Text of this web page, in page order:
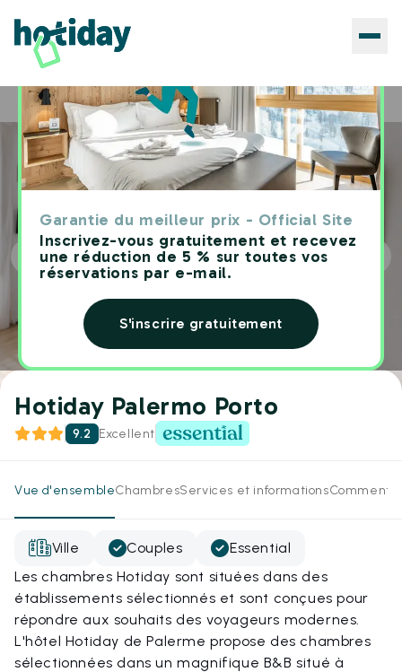
Garantie du meilleur prix - Official Site
Inscrivez-vous gratuitement et recevez
une réduction de 5 % sur toutes vos
réservations par e-mail.
S'inscrire gratuitement
Home Hôtels Hotiday Palermo Porto
Hotiday Palermo Porto
9.2 Excellent
Vue d'ensembleChambresServices et informations
Ville Couples
Essential
Les chambres Hotiday sont situées dans des
établissements sélectionnés et sont conçues pour
répondre aux souhaits des voyageurs modernes.
L'hôtel Hotiday de Palerme propose des chambres
sélectionnées dans un magnifique B&B situé à